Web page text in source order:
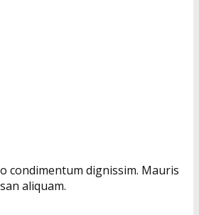
condimentum dignissim. Mauris
aliquam.